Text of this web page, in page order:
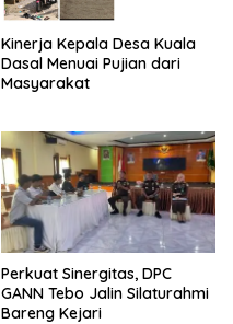
Kinerja Kepala Desa Kuala
Dasal Menuai Pujian dari
Masyarakat
Perkuat Sinergitas, DPC
GANN Tebo Jalin Silaturahmi
Bareng Kejari